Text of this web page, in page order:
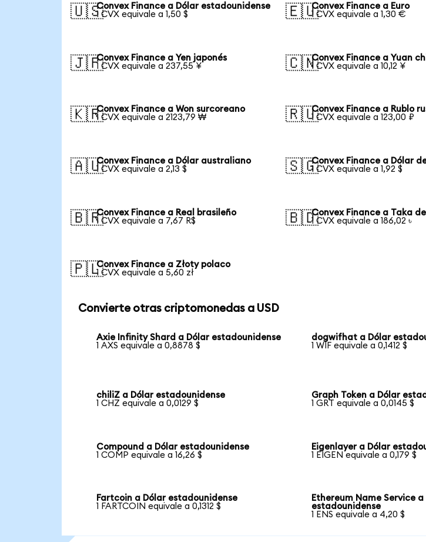
🇺🇸Convex Finance a Dólar estadounidense
1 CVX equivale a 1,50 $
🇪🇺Convex Finance a Euro
1 CVX equivale a 1,30 €
🇯🇵Convex Finance a Yen japonés
1 CVX equivale a 237,55 ¥
🇨🇳Convex Finance a Yuan
1 CVX equivale a 10,12 ¥
🇰🇷Convex Finance a Won surcoreano
1 CVX equivale a 2123,79 ₩
🇷🇺Convex Finance a Rublo
1 CVX equivale a 123,00 ₽
🇦🇺Convex Finance a Dólar australiano
1 CVX equivale a 2,13 $
🇸🇬Convex Finance a Dólar
1 CVX equivale a 1,92 $
🇧🇷Convex Finance a Real brasileño
1 CVX equivale a 7,67 R$
🇧🇩Convex Finance a Taka
1 CVX equivale a 186,02 ৳
🇵🇱Convex Finance a Złoty polaco
1 CVX equivale a 5,60 zł
Convierte otras criptomonedas a USD
Axie Infinity Shard a Dólar estadounidense
1 AXS equivale a 0,8878 $
dogwifhat a Dólar
1 WIF equivale a 0,1412 $
chiliZ a Dólar estadounidense
1 CHZ equivale a 0,0129 $
Graph Token a Dólar
1 GRT equivale a 0,0145 $
Compound a Dólar estadounidense
1 COMP equivale a 16,26 $
Eigenlayer a Dólar
1 EIGEN equivale a 0,179 $
Fartcoin a Dólar estadounidense
1 FARTCOIN equivale a 0,1312 $
Ethereum Name Service a
estadounidense
1 ENS equivale a 4,20 $